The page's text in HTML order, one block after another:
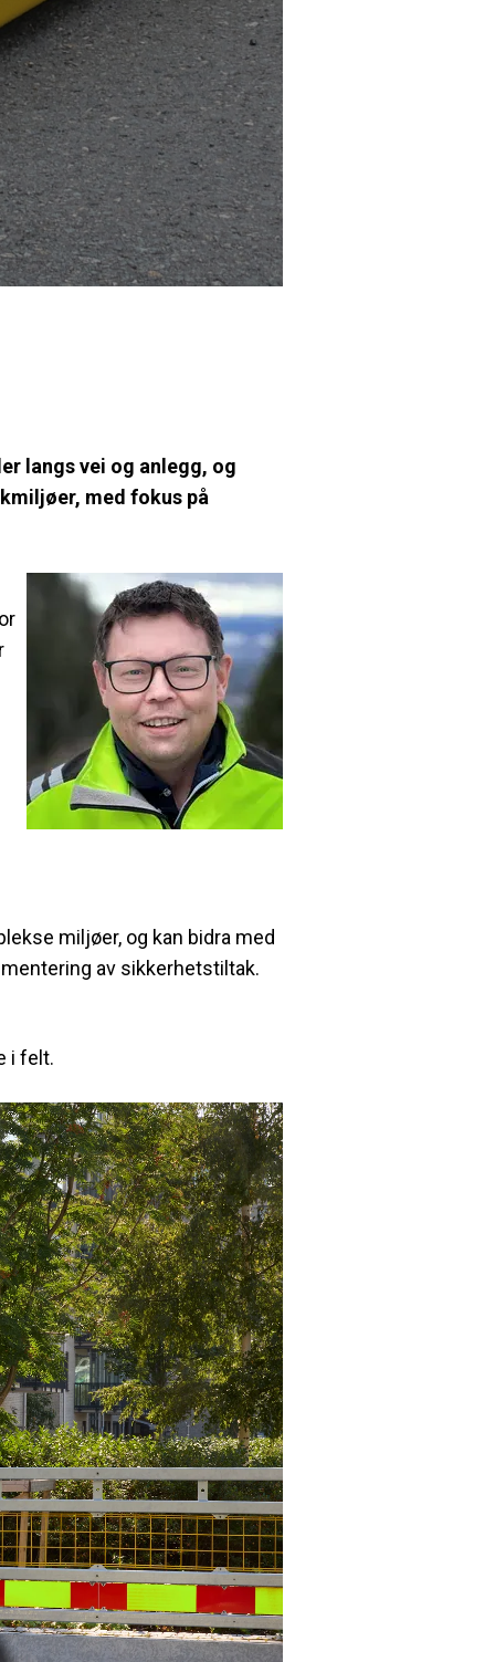
langs vei og anlegg, og
med fokus på
miljøer, og kan bidra med
av sikkerhetstiltak.
i felt.